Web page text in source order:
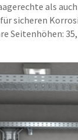
als
sicheren
Seitenhöhen: 35,